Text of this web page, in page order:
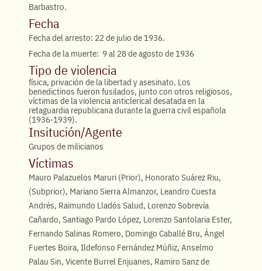
Barbastro.
Fecha
Fecha del arresto: 22 de julio de 1936.
Fecha de la muerte: 9 al 28 de agosto de 1936
Tipo de violencia
física, privación de la libertad y asesinato. Los
benedictinos fueron fusilados, junto con otros religiosos,
víctimas de la violencia anticlerical desatada en la
retaguardia republicana durante la guerra civil española
(1936-1939).
Insitución/Agente
Grupos de milicianos
Víctimas
Mauro Palazuelos Maruri (Prior), Honorato Suárez Riu,
(Subprior), Mariano Sierra Almanzor, Leandro Cuesta
Andrés, Raimundo Lladós Salud, Lorenzo Sobrevía
Cañardo, Santiago Pardo López, Lorenzo Santolaria Ester,
Fernando Salinas Romero, Domingo Caballé Bru, Ángel
Fuertes Boira, Ildefonso Fernández Múñiz, Anselmo
Palau Sin, Vicente Burrel Enjuanes, Ramiro Sanz de